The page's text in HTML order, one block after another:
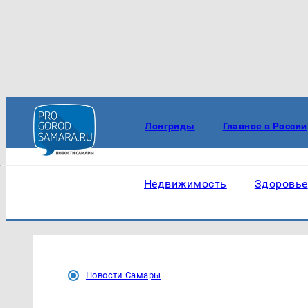
Лонгриды Главное в России
Недвижимость Здоровье
Новости Самары